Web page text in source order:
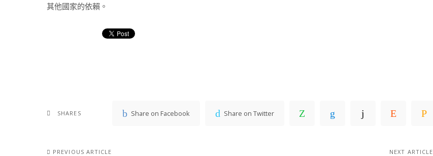
其他國家的依賴。
SHARES Share on Facebook Share on Twitter
PREVIOUS ARTICLE NEXT ARTICLE